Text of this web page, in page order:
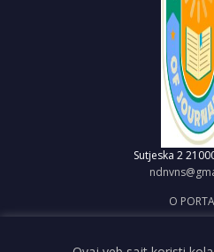
Sutjeska 2
O